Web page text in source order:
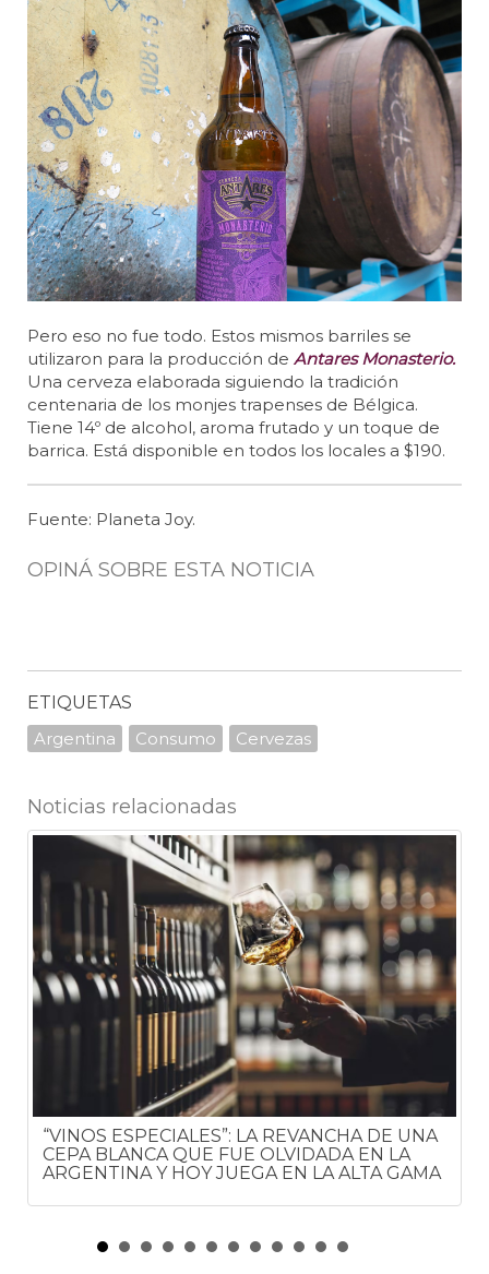
Pero eso no fue todo. Estos mismos barriles se
utilizaron para la producción de Antares Monasterio.
Una cerveza elaborada siguiendo la tradición
centenaria de los monjes trapenses de Bélgica.
Tiene 14º de alcohol, aroma frutado y un toque de
barrica. Está disponible en todos los locales a $190.
Fuente: Planeta Joy.
OPINÁ SOBRE ESTA NOTICIA
ETIQUETAS
Argentina
Consumo Cervezas
Noticias relacionadas
“VINOS ESPECIALES”: LA REVANCHA DE UNA
CEPA BLANCA QUE FUE OLVIDADA EN LA
ARGENTINA Y HOY JUEGA EN LA ALTA GAMA